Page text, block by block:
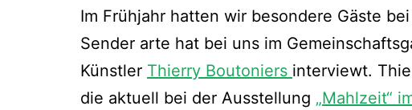
Im Frühjahr hatten wir besondere Gäste
Sender arte hat bei uns im
Künstler Thierry Boutoniers interviewt.
die aktuell bei der Ausstellung „Mahlzeit“